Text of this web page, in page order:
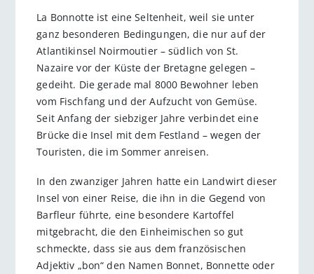
La Bonnotte ist eine Seltenheit, weil sie unter
ganz besonderen Bedingungen, die nur auf der
Atlantikinsel Noirmoutier – südlich von St.
Nazaire vor der Küste der Bretagne gelegen –
gedeiht. Die gerade mal 8000 Bewohner leben
vom Fischfang und der Aufzucht von Gemüse.
Seit Anfang der siebziger Jahre verbindet eine
Brücke die Insel mit dem Festland – wegen der
Touristen, die im Sommer anreisen.
In den zwanziger Jahren hatte ein Landwirt dieser
Insel von einer Reise, die ihn in die Gegend von
Barfleur führte, eine besondere Kartoffel
mitgebracht, die den Einheimischen so gut
schmeckte, dass sie aus dem französischen
Adjektiv „bon“ den Namen Bonnet, Bonnette oder